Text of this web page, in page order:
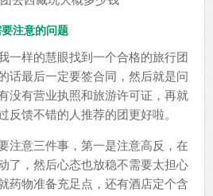
注意的问题
一样的慧眼找到一个合格的旅行团
话最后一定要签合同，然后就是问
没有营业执照和旅游许可证，再就
反馈不错的人推荐的团更好啦。
注意三件事，第一是注意高反，在
了，然后心态也放稳不需要太担心
药物准备充足点，还有酒店定个含